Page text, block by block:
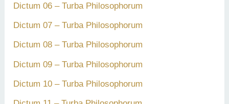
Dictum 06 – Turba Philosophorum
Dictum 07 – Turba Philosophorum
Dictum 08 – Turba Philosophorum
Dictum 09 – Turba Philosophorum
Dictum 10 – Turba Philosophorum